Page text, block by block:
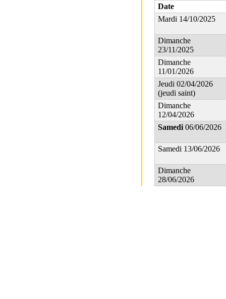
Date
Mardi 14/10/2025
Dimanche
23/11/2025
Dimanche
11/01/2026
Jeudi 02/04/2026
(jeudi saint)
Dimanche
12/04/2026
Samedi06/06/2026
Samedi 13/06/2026
Dimanche
28/06/2026